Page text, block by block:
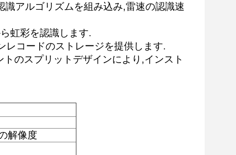
アルゴリズムを組み込み,雷速の認識速
虹彩を認識します.
レコードのストレージを提供します.
のスプリットデザインにより,インスト
解像度